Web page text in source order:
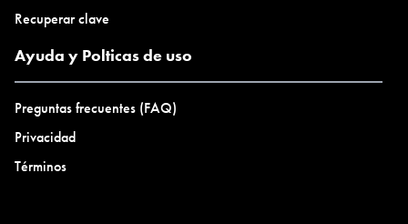
Recuperar clave
Ayuda y Polticas de uso
Preguntas frecuentes (FAQ)
Privacidad
Términos